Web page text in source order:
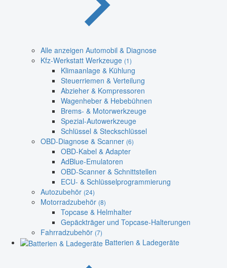
Alle anzeigen Automobil & Diagnose
Kfz-Werkstatt Werkzeuge (1)
Klimaanlage & Kühlung
Steuerriemen & Verteilung
Abzieher & Kompressoren
Wagenheber & Hebebühnen
Brems- & Motorwerkzeuge
Spezial-Autowerkzeuge
Schlüssel & Steckschlüssel
OBD-Diagnose & Scanner (6)
OBD-Kabel & Adapter
AdBlue-Emulatoren
OBD-Scanner & Schnittstellen
ECU- & Schlüsselprogrammierung
Autozubehör (24)
Motorradzubehör (8)
Topcase & Helmhalter
Gepäckträger und Topcase-Halterungen
Fahrradzubehör (7)
Batterien & Ladegeräte